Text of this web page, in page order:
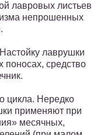
лавровых листьев
непрошенных
лаврушки
поносах, средство
цикла. Нередко
применяют при
месячных,